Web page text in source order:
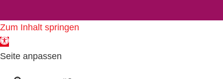
Zum Inhalt springen
Werkzeugleiste öffnen
Seite anpassen